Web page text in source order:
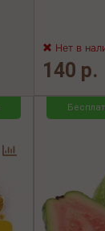
Нет в
140 р.